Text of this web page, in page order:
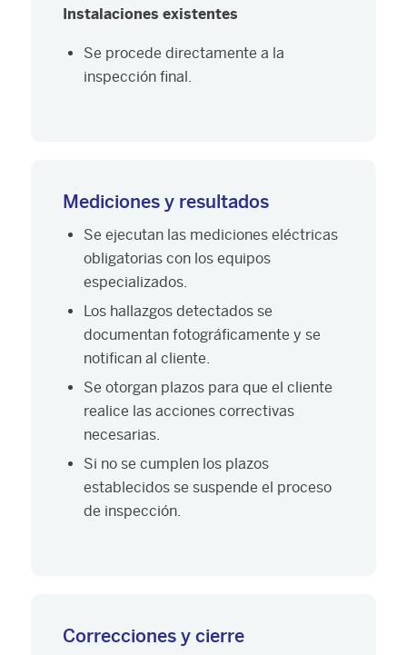
Instalaciones existentes
Se procede directamente a la
inspección final.
Mediciones y resultados
Se ejecutan las mediciones eléctricas
obligatorias con los equipos
especializados.
Los hallazgos detectados se
documentan fotográficamente y se
notifican al cliente.
Se otorgan plazos para que el cliente
realice las acciones correctivas
necesarias.
Si no se cumplen los plazos
establecidos se suspende el proceso
de inspección.
Correcciones y cierre